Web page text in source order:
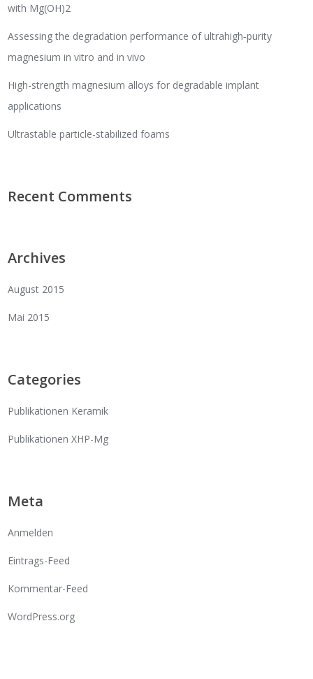
with Mg(OH)2
Assessing the degradation performance of ultrahigh‐purity
magnesium in vitro and in vivo
High-strength magnesium alloys for degradable implant
applications
Ultrastable particle-stabilized foams
Recent Comments
Archives
August 2015
Mai 2015
Categories
Publikationen Keramik
Publikationen XHP-Mg
Meta
Anmelden
Eintrags-Feed
Kommentar-Feed
WordPress.org